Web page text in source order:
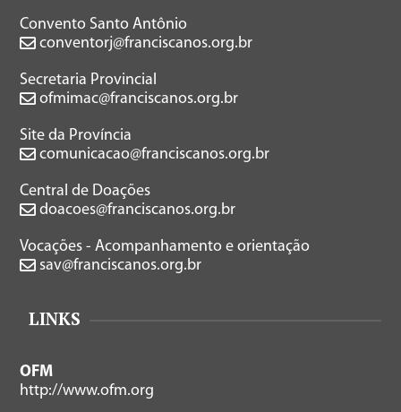
Convento Santo Antônio
conventorj@franciscanos.org.br
Secretaria Provincial
ofmimac@franciscanos.org.br
Site da Província
comunicacao@franciscanos.org.br
Central de Doações
doacoes@franciscanos.org.br
Vocações - Acompanhamento e orientação
sav@franciscanos.org.br
LINKS
OFM
http://www.ofm.org